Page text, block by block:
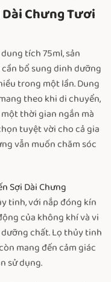
Chưng Tươi
tích 75ml, sản
bổ sung dinh dưỡng
trong một lần. Dung
theo khi di chuyển,
thời gian ngắn mà
tuyệt vời cho cả gia
vẫn muốn chăm sóc
Sợi Dài Chưng
tinh, với nắp đóng kín
của không khí và vi
chất. Lọ thủy tinh
mang đến cảm giác
sử dụng.